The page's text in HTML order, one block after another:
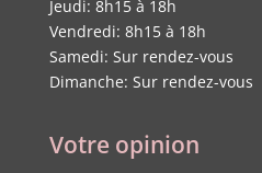
Jeudi: 8h15 à 18h
Vendredi: 8h15 à 18h
Samedi: Sur rendez-vous
Dimanche: Sur rendez-vous
Votre opinion